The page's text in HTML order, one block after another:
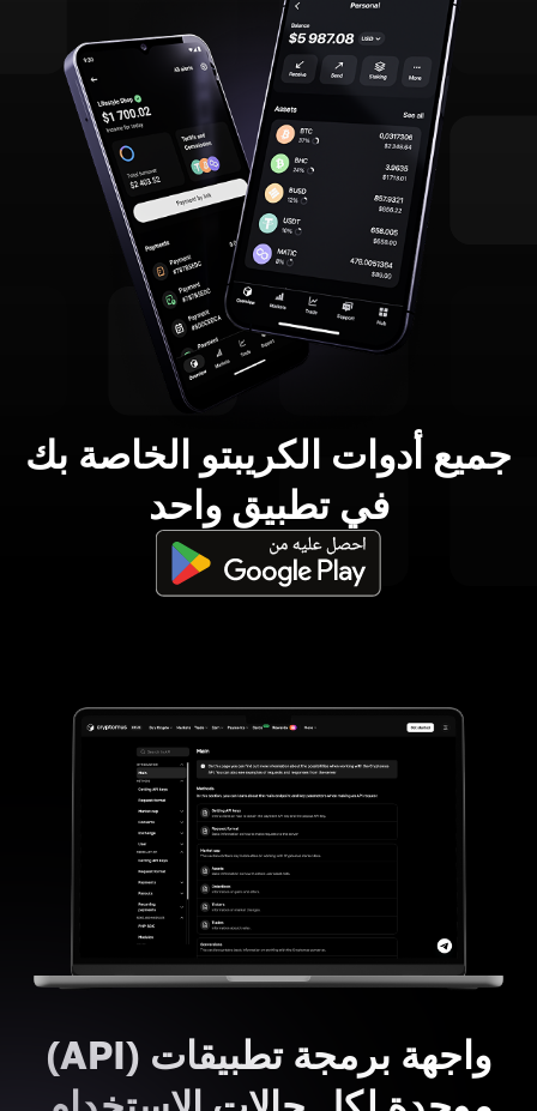
جميع أدوات الكريبتو الخاصة بك
في تطبيق واحد
واجهة برمجة تطبيقات (API)